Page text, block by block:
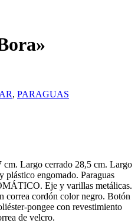
, PARAGUAS
Largo cerrado 28,5 cm. Largo
plástico engomado. Paraguas
Eje y varillas metálicas.
correa cordón color negro. Botón
pongee con revestimiento
de velcro.